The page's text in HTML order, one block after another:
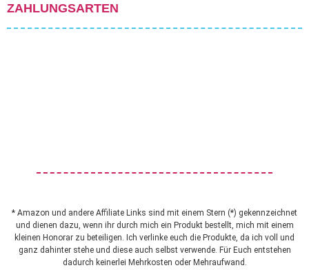
ZAHLUNGSARTEN
* Amazon und andere Affiliate Links sind mit einem Stern (*) gekennzeichnet
und dienen dazu, wenn ihr durch mich ein Produkt bestellt, mich mit einem
kleinen Honorar zu beteiligen. Ich verlinke euch die Produkte, da ich voll und
ganz dahinter stehe und diese auch selbst verwende. Für Euch entstehen
dadurch keinerlei Mehrkosten oder Mehraufwand.